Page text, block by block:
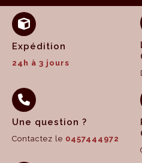
Expédition
24h à 3 jours
Une question ?
Contactez le 0457444972